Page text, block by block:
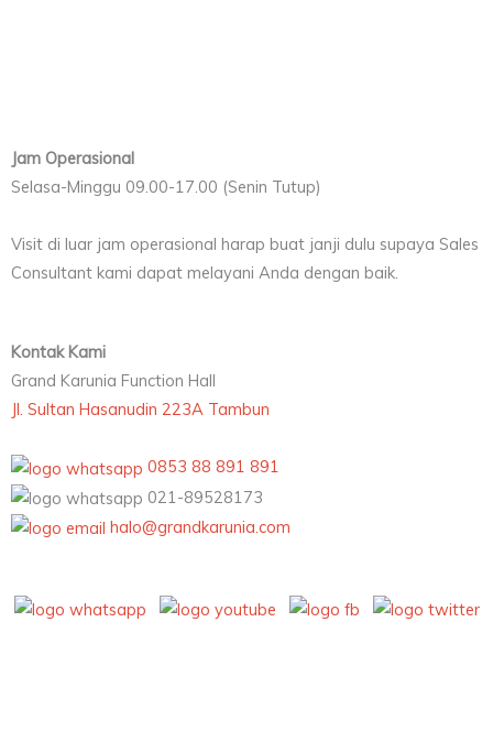
Jam Operasional
Selasa-Minggu 09.00-17.00 (Senin Tutup)
Visit di luar jam operasional harap buat janji dulu supaya Sales
Consultant kami dapat melayani Anda dengan baik.
Kontak Kami
Grand Karunia Function Hall
Jl. Sultan Hasanudin 223A Tambun
0853 88 891 891
021-89528173
halo@grandkarunia.com